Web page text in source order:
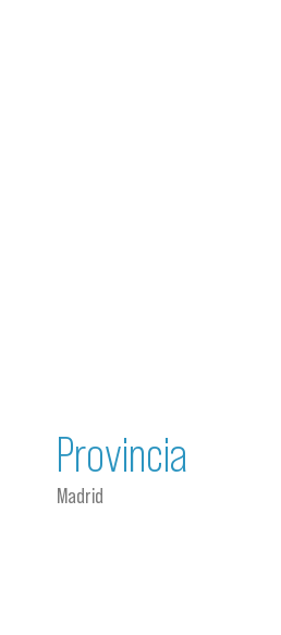
Provincia
Madrid